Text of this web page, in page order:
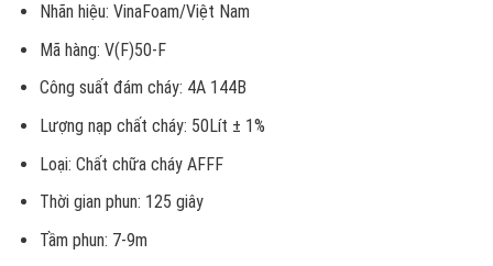
Nhãn hiệu: VinaFoam/Việt Nam
Mã hàng: V(F)50-F
Công suất đám cháy: 4A 144B
Lượng nạp chất cháy: 50Lít ± 1%
Loại: Chất chữa cháy AFFF
Thời gian phun: 125 giây
Tầm phun: 7-9m